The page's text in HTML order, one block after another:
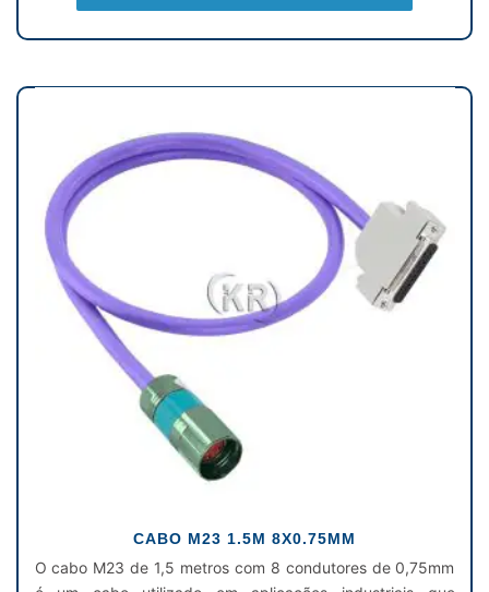
CABO M23 1.5M 8X0.75MM
O cabo M23 de 1,5 metros com 8 condutores de 0,75mm